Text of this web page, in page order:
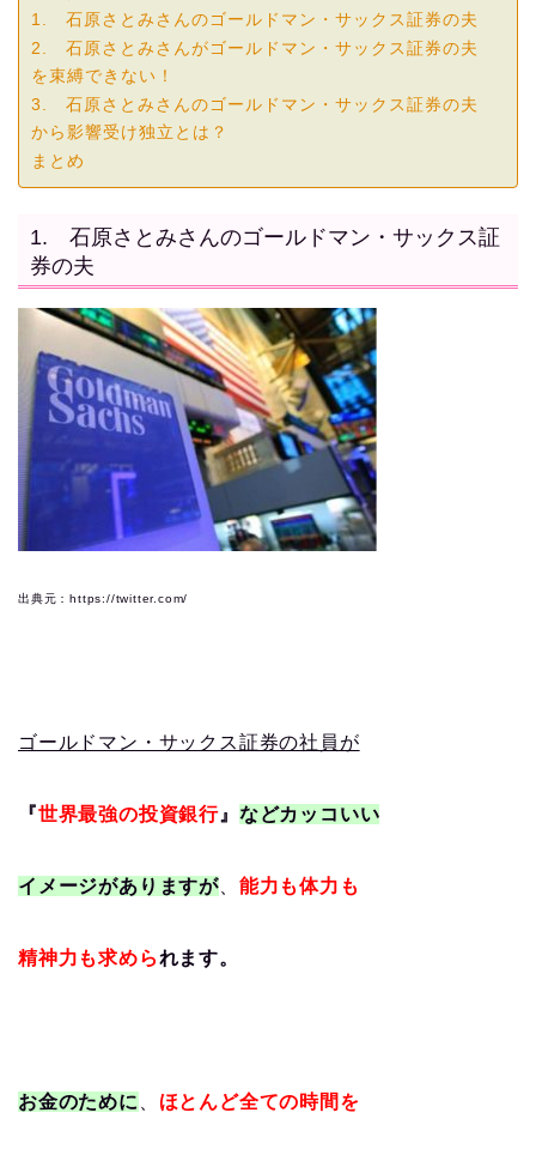
1. 石原さとみさんのゴールドマン・サックス証券の夫
2. 石原さとみさんがゴールドマン・サックス証券の夫
を束縛できない！
3. 石原さとみさんのゴールドマン・サックス証券の夫
から影響受け独立とは？
まとめ
1. 石原さとみさんのゴールドマン・サックス証
券の夫
出典元：https://twitter.com/
ゴールドマン・サックス証券の社員が
『世界最強の投資銀行 』 などカッコいい
イメージがありますが 能力も体力も
精神力も求められます。
お金のために ほとんど全ての時間を